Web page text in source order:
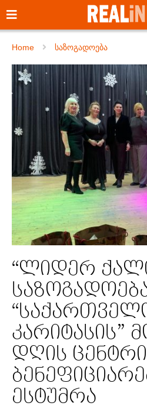
Home საზოგადოება
“ლიდერ
კარიტასის”
დღის
ესტუმრა